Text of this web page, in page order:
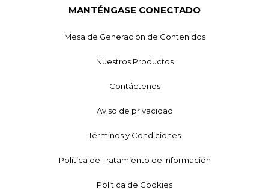
MANTÉNGASE CONECTADO
Mesa de Generación de Contenidos
Nuestros Productos
Contáctenos
Aviso de privacidad
Términos y Condiciones
Política de Tratamiento de Información
Política de Cookies